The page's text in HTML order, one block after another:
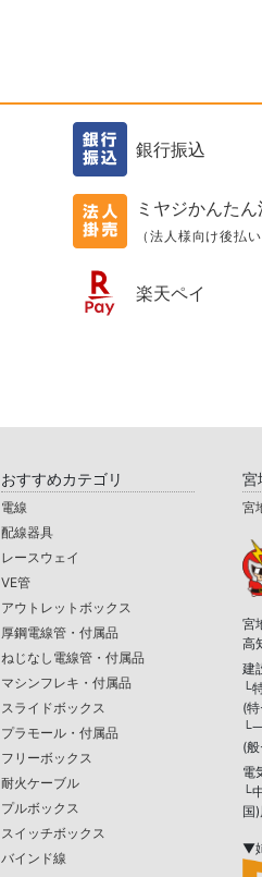
銀行振込
ミヤジかんたん
（法人様向け後払い
楽天ペイ
おすすめカテゴリ
電線
配線器具
レースウェイ
VE管
アウトレットボックス
厚鋼電線管・付属品
ねじなし電線管・付属品
マシンフレキ・付属品
スライドボックス
プラモール・付属品
フリーボックス
耐火ケーブル
プルボックス
スイッチボックス
バインド線
宮
宮
宮
高
建
└
(
└
(
電
└
国
▼